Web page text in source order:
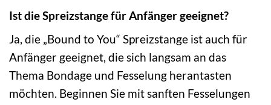
Ist die Spreizstange für Anfänger geeignet?
Ja, die „Bound to You“ Spreizstange ist auch für
Anfänger geeignet, die sich langsam an das
Thema Bondage und Fesselung herantasten
möchten. Beginnen Sie mit sanften Fesselungen